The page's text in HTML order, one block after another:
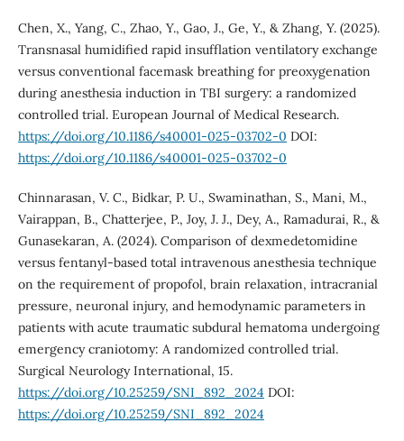
Chen, X., Yang, C., Zhao, Y., Gao, J., Ge, Y., & Zhang, Y. (2025).
Transnasal humidified rapid insufflation ventilatory exchange
versus conventional facemask breathing for preoxygenation
during anesthesia induction in TBI surgery: a randomized
controlled trial. European Journal of Medical Research.
https://doi.org/10.1186/s40001-025-03702-0 DOI:
https://doi.org/10.1186/s40001-025-03702-0
Chinnarasan, V. C., Bidkar, P. U., Swaminathan, S., Mani, M.,
Vairappan, B., Chatterjee, P., Joy, J. J., Dey, A., Ramadurai, R., &
Gunasekaran, A. (2024). Comparison of dexmedetomidine
versus fentanyl-based total intravenous anesthesia technique
on the requirement of propofol, brain relaxation, intracranial
pressure, neuronal injury, and hemodynamic parameters in
patients with acute traumatic subdural hematoma undergoing
emergency craniotomy: A randomized controlled trial.
Surgical Neurology International, 15.
https://doi.org/10.25259/SNI_892_2024 DOI:
https://doi.org/10.25259/SNI_892_2024